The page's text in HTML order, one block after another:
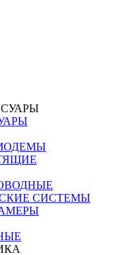
МОДЕМЫ
СИСТЕМЫ